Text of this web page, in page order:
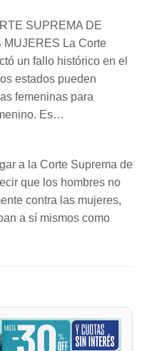
SUPREMA DE
MUJERES La Corte
un fallo histórico en el
estados pueden
femeninas para
Es…
a la Corte Suprema de
que los hombres no
contra las mujeres,
a sí mismos como